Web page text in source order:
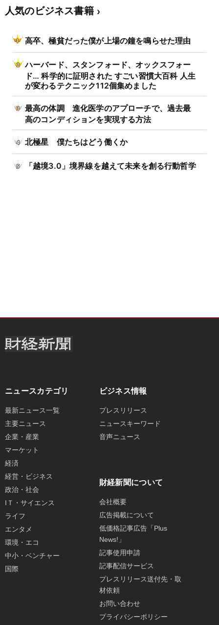
人気のビジネス書籍
高卒、極貧だった僕が上場の鐘を鳴らせた理由
ハーバード、スタンフォード、オックスフォー
ド… 科学的に証明された すごい習慣大百科 人生
が変わるテクニック112個集めました
最高の体調 進化医学のアプローチで、過去最
高のコンディションを実現する方法
北極星 僕たちはどう働くか
「越境3.0」境界線を越えて未来を創る行動哲学
ニュースカテゴリ
最新ニュース一覧
主要ニュース
企業・産業
マーケット
経済
経営・ビジネス
政治・社会
IＴ・サイエンス
ライフ
エンタメ
環境・エコ
中小・ベンチャー
国際
ビジネス情報
プレスリリース
ニュースキーワード
音声ニュース
財経新聞について
会社概要
広告掲載について
低価格記事広告「Plus
News!」
記事使用申請
記事配信サービス
プレスリリース送付先・取
材依頼
お問い合わせ
プライバシーポリシー